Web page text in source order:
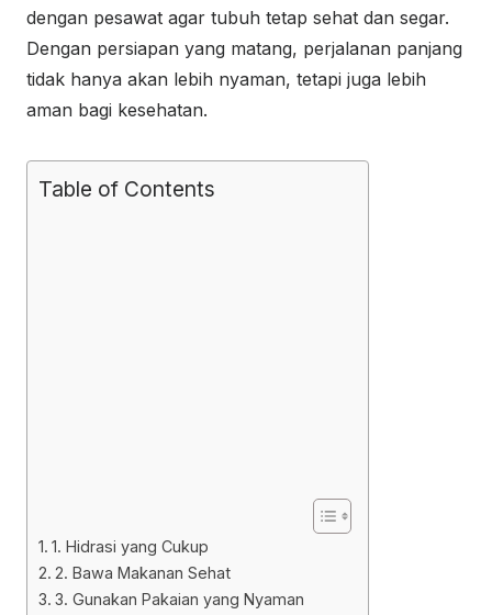
dengan pesawat agar tubuh tetap sehat dan segar.
Dengan persiapan yang matang, perjalanan panjang
tidak hanya akan lebih nyaman, tetapi juga lebih
aman bagi kesehatan.
Table of Contents
1. Hidrasi yang Cukup
2. Bawa Makanan Sehat
3. Gunakan Pakaian yang Nyaman